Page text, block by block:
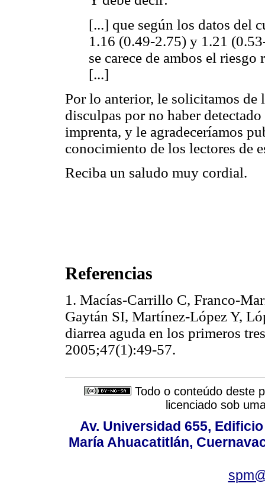
[...] que según los datos del
1.16 (0.49-2.75) y 1.21
se carece de ambos el
[...]
Por lo anterior, le solicitamos de
disculpas por no haber
imprenta, y le agradeceríamos
conocimiento de los lectores de
Reciba un saludo muy cordial.
Referencias
1. Macías-Carrillo C, Franco-
Gaytán SI, Martínez-López Y,
diarrea aguda en los primeros
2005;47(1):49-57.
Todo o conteúdo deste
licenciado sob
Av. Universidad 655,
María Ahuacatitlán,